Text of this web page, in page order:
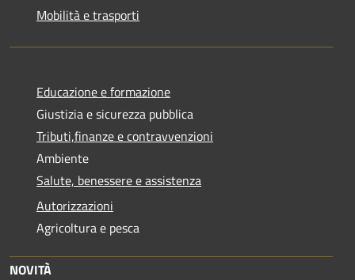
Mobilità e trasporti
Educazione e formazione
Giustizia e sicurezza pubblica
Tributi,finanze e contravvenzioni
Ambiente
Salute, benessere e assistenza
Autorizzazioni
Agricoltura e pesca
NOVITÀ